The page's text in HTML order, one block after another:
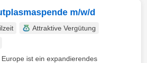
m/w/d
Attraktive Vergütung
ist ein expandierendes